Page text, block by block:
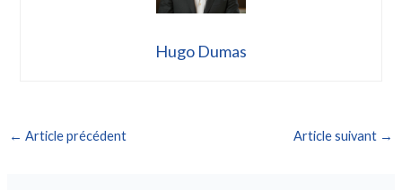
Hugo Dumas
← Article précédent Article suivant →